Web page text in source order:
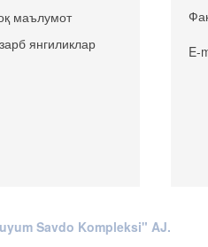
маълумот
янгиликлар
E-
Savdo Kompleksi" AJ.